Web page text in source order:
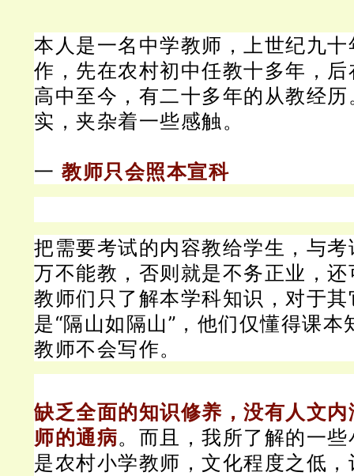
本人是一名中学教师，上世纪九
作，先在农村初中任教十多年，
高中至今，有二十多年的从教经历
实，夹杂着一些感触。
一 教师只会照本宣科
把需要考试的内容教给学生，与
万不能教，否则就是不务正业，
教师们只了解本学科知识，对于
是“隔山如隔山”，他们仅懂得课本
教师不会写作。
缺乏全面的知识修养，没有人文
师的通病。而且，我所了解的一
是农村小学教师，文化程度之低